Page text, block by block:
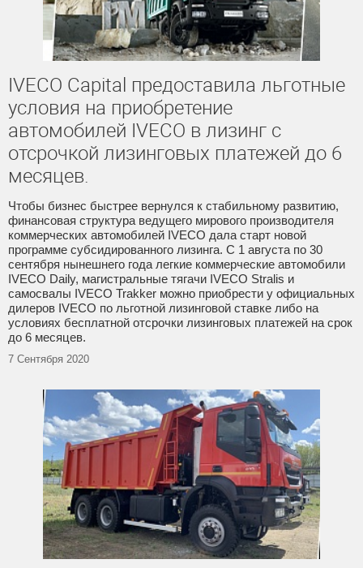
IVECO Capital предоставила льготные
условия на приобретение
автомобилей IVECO в лизинг с
отсрочкой лизинговых платежей до 6
месяцев.
Чтобы бизнес быстрее вернулся к стабильному развитию,
финансовая структура ведущего мирового производителя
коммерческих автомобилей IVECO дала старт новой
программе субсидированного лизинга. С 1 августа по 30
сентября нынешнего года легкие коммерческие автомобили
IVECO Daily, магистральные тягачи IVECO Stralis и
самосвалы IVECO Trakker можно приобрести у официальных
дилеров IVECO по льготной лизинговой ставке либо на
условиях бесплатной отсрочки лизинговых платежей на срок
до 6 месяцев.
7 Сентября 2020